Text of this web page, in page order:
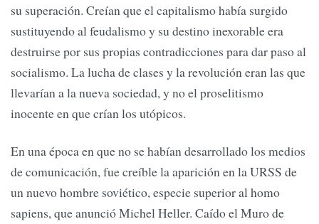
su superación. Creían que el capitalismo había surgido
sustituyendo al feudalismo y su destino inexorable era
destruirse por sus propias contradicciones para dar paso al
socialismo. La lucha de clases y la revolución eran las que
llevarían a la nueva sociedad, y no el proselitismo
inocente en que crían los utópicos.
En una época en que no se habían desarrollado los medios
de comunicación, fue creíble la aparición en la URSS de
un nuevo hombre soviético, especie superior al homo
sapiens, que anunció Michel Heller. Caído el Muro de